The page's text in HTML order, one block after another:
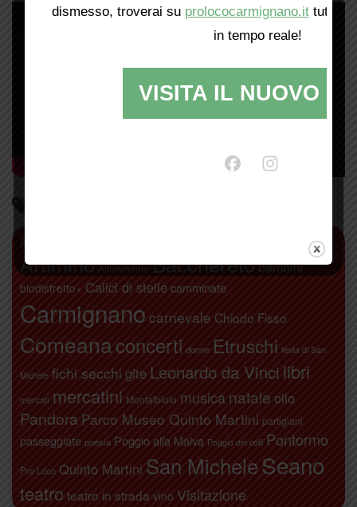
Abbazia di San Giusto
Artimino Attivamente Baccheretobambini
biodistretto+ Calici di stelle camminate
Carmignano carnevale Chiodo Fisso
Comeanaconcerti donne Etruschi festa di San
Michele fichi secchi gite Leonardo da Vinci libri
mercati mercatini Montalbiolo musica natale olio
Pandora Parco Museo Quinto Martini partigiani
passeggiate poesia Poggio alla Malva Poggio dei colli Pontormo
Pro Loco Quinto Martini San MicheleSeano
teatro teatro in strada vino Visitazione
dismesso, troverai su prolococarmignano.it tutti i
in tempo reale!
VISITA IL NUOVO